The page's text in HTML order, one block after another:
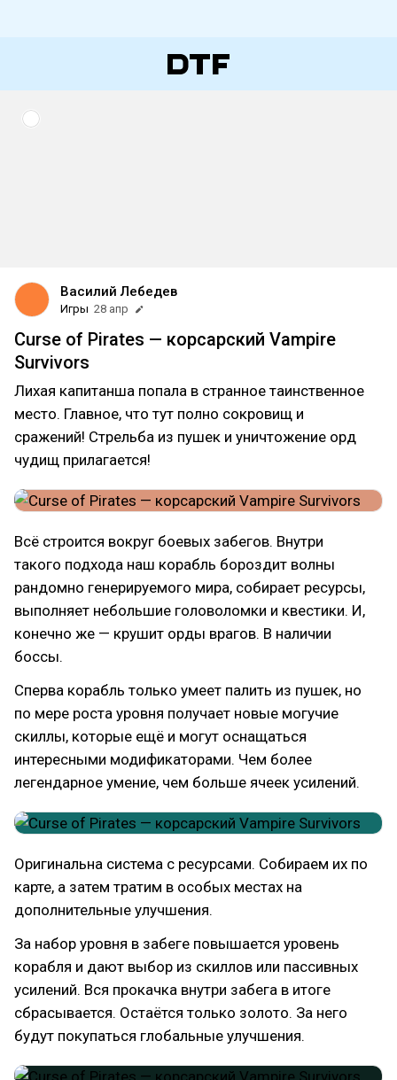
Василий Лебедев
Игры 28 апр
Curse of Pirates — корсарский Vampire
Survivors
Лихая капитанша попала в странное таинственное
место. Главное, что тут полно сокровищ и
сражений! Стрельба из пушек и уничтожение орд
чудищ прилагается!
Всё строится вокруг боевых забегов. Внутри
такого подхода наш корабль бороздит волны
рандомно генерируемого мира, собирает ресурсы,
выполняет небольшие головоломки и квестики. И,
конечно же — крушит орды врагов. В наличии
боссы.
Сперва корабль только умеет палить из пушек, но
по мере роста уровня получает новые могучие
скиллы, которые ещё и могут оснащаться
интересными модификаторами. Чем более
легендарное умение, чем больше ячеек усилений.
Оригинальна система с ресурсами. Собираем их по
карте, а затем тратим в особых местах на
дополнительные улучшения.
За набор уровня в забеге повышается уровень
корабля и дают выбор из скиллов или пассивных
усилений. Вся прокачка внутри забега в итоге
сбрасывается. Остаётся только золото. За него
будут покупаться глобальные улучшения.